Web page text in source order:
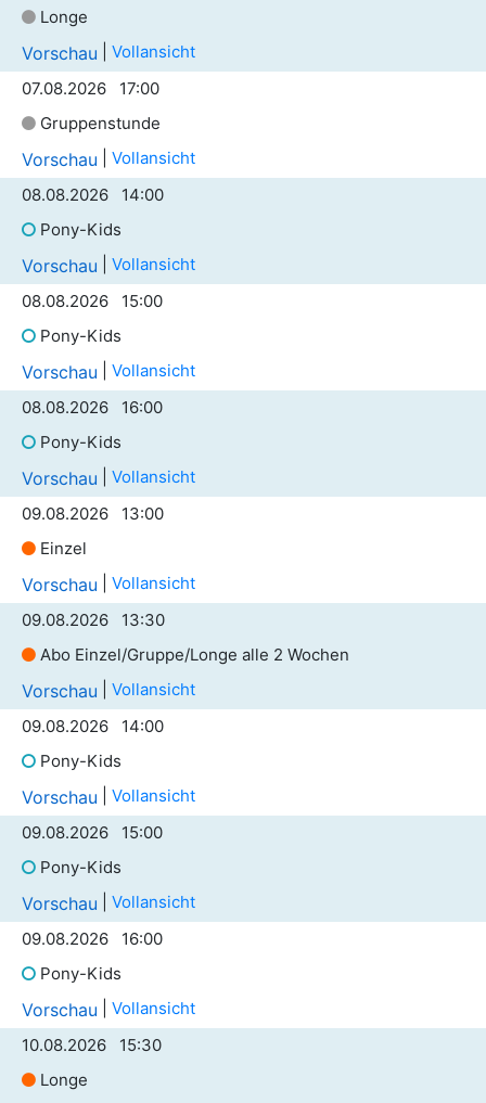
Longe
Vorschau
Vollansicht
07.08.2026 17:00
Gruppenstunde
Vorschau
Vollansicht
08.08.2026 14:00
Pony-Kids
Vorschau
Vollansicht
08.08.2026 15:00
Pony-Kids
Vorschau
Vollansicht
08.08.2026 16:00
Pony-Kids
Vorschau
Vollansicht
09.08.2026 13:00
Einzel
Vorschau
Vollansicht
09.08.2026 13:30
Abo Einzel/Gruppe/Longe alle 2 Wochen
Vorschau
Vollansicht
09.08.2026 14:00
Pony-Kids
Vorschau
Vollansicht
09.08.2026 15:00
Pony-Kids
Vorschau
Vollansicht
09.08.2026 16:00
Pony-Kids
Vorschau
Vollansicht
10.08.2026 15:30
Longe